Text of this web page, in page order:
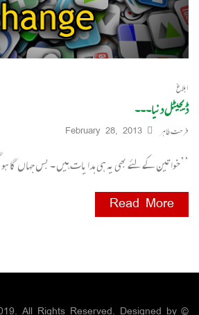
ابلاغ
ڈیجیٹل دنیا۔۔۔
فرحت طاہر February 28, 2013
’’خواتین کے لئے بھی یہ ہی ہدا یات ہیں ۔ بس جہاں گا ہو
Read More